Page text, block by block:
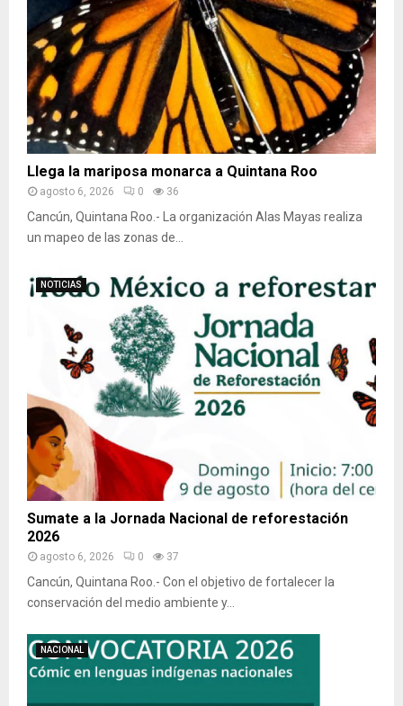
Llega la mariposa monarca a Quintana Roo
agosto 6, 2026 0 36
Cancún, Quintana Roo.- La organización Alas Mayas realiza
un mapeo de las zonas de...
NOTICIAS
Sumate a la Jornada Nacional de reforestación
2026
agosto 6, 2026 0 37
Cancún, Quintana Roo.- Con el objetivo de fortalecer la
conservación del medio ambiente y...
NACIONAL